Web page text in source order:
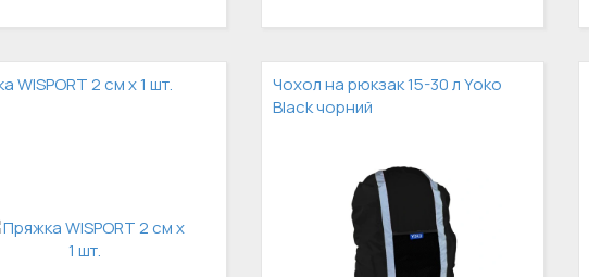
WISPORT 2 см х 1 шт.
Чохол на рюкзак 15-30 л Yoko
Black чорний